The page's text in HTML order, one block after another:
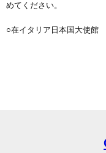
めてください。
○在イタリア日本国大使館